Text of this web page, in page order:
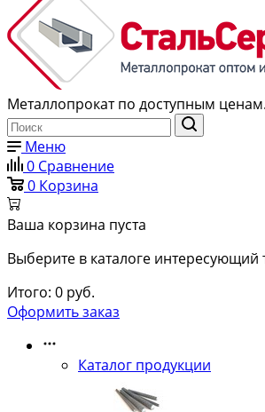
Металлопрокат по доступным
Меню
0 Сравнение
0 Корзина
Ваша корзина пуста
Выберите в каталоге
Итого: 0 руб.
Оформить заказ
Каталог продукции